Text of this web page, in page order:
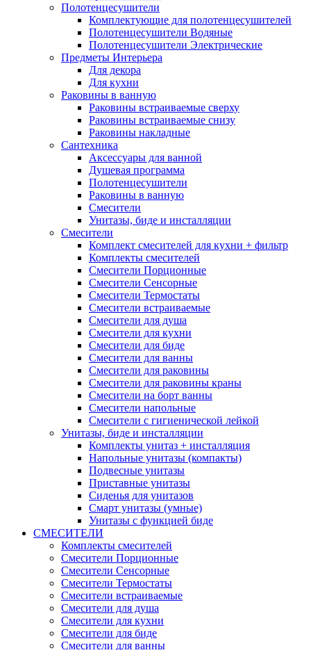
Полотенцесушители
Комплектующие для полотенцесушителей
Полотенцесушители Водяные
Полотенцесушители Электрические
Предметы Интерьера
Для декора
Для кухни
Раковины в ванную
Раковины встраиваемые сверху
Раковины встраиваемые снизу
Раковины накладные
Сантехника
Аксессуары для ванной
Душевая программа
Полотенцесушители
Раковины в ванную
Смесители
Унитазы, биде и инсталляции
Смесители
Комплект смесителей для кухни + фильтр
Комплекты смесителей
Смесители Порционные
Смесители Сенсорные
Смесители Термостаты
Смесители встраиваемые
Смесители для душа
Смесители для кухни
Смесители для биде
Смесители для ванны
Смесители для раковины
Смесители для раковины краны
Смесители на борт ванны
Смесители напольные
Смесители с гигиенической лейкой
Унитазы, биде и инсталляции
Комплекты унитаз + инсталляция
Напольные унитазы (компакты)
Подвесные унитазы
Приставные унитазы
Сиденья для унитазов
Смарт унитазы (умные)
Унитазы с функцией биде
СМЕСИТЕЛИ
Комплекты смесителей
Смесители Порционные
Смесители Сенсорные
Смесители Термостаты
Смесители встраиваемые
Смесители для душа
Смесители для кухни
Смесители для биде
Смесители для ванны